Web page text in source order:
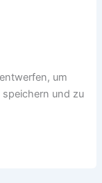
um
und zu